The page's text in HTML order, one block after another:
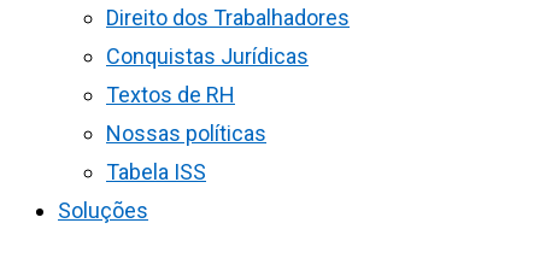
Direito dos Trabalhadores
Conquistas Jurídicas
Textos de RH
Nossas políticas
Tabela ISS
Soluções